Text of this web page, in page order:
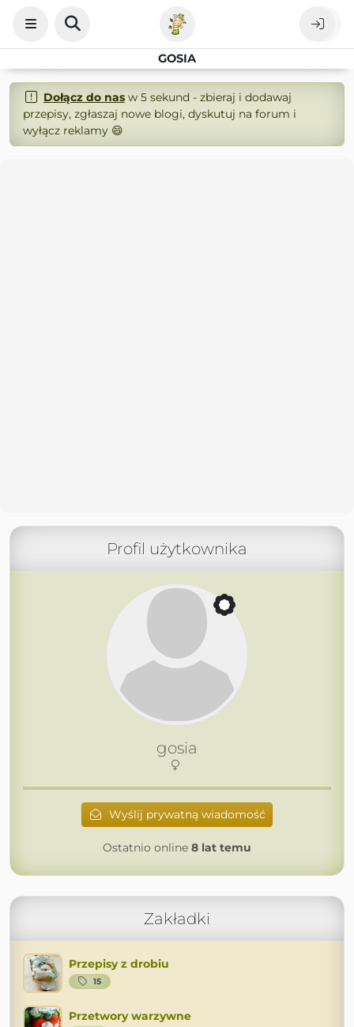
GOSIA
Dołącz do nasw 5 sekund - zbieraj i dodawaj
przepisy, zgłaszaj nowe blogi, dyskutuj na forum i
wyłącz reklamy 😄
Profil użytkownika
gosia
Wyślij prywatną wiadomość
Ostatnio online 8 lat temu
Zakładki
Przepisy z drobiu
15
Przetwory warzywne